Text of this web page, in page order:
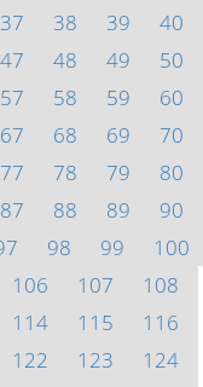
37 38 39
40
47 48 49
50
57 58 59
60
67 68 69
70
77 78 79
80
87 88 89
90
98 99
100
106 107
108
114 115
116
122 123
124